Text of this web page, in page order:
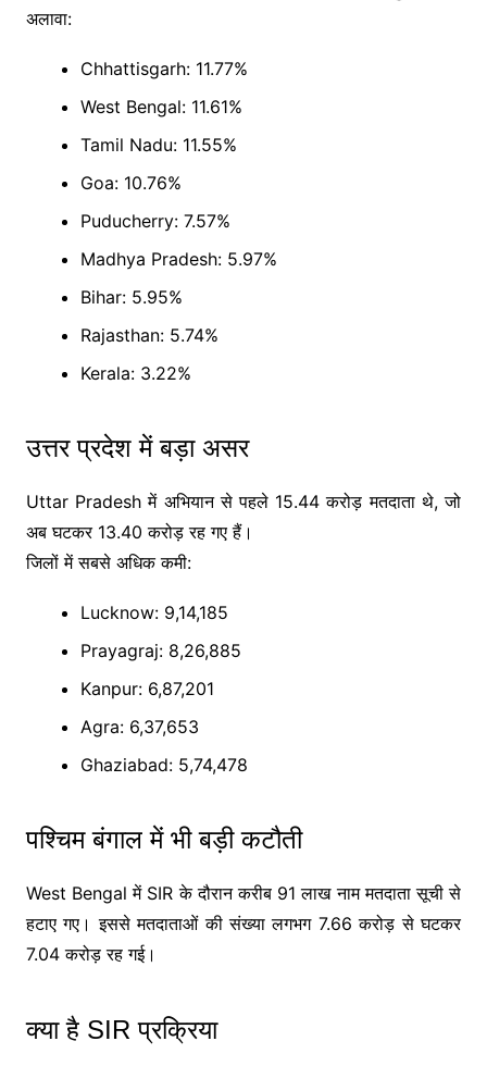
अलावा:
Chhattisgarh: 11.77%
West Bengal: 11.61%
Tamil Nadu: 11.55%
Goa: 10.76%
Puducherry: 7.57%
Madhya Pradesh: 5.97%
Bihar: 5.95%
Rajasthan: 5.74%
Kerala: 3.22%
उत्तर प्रदेश में बड़ा असर
Uttar Pradesh में अभियान से पहले 15.44 करोड़ मतदाता थे, जो
अब घटकर 13.40 करोड़ रह गए हैं।
जिलों में सबसे अधिक कमी:
Lucknow: 9,14,185
Prayagraj: 8,26,885
Kanpur: 6,87,201
Agra: 6,37,653
Ghaziabad: 5,74,478
पश्चिम बंगाल में भी बड़ी कटौती
West Bengal में SIR के दौरान करीब 91 लाख नाम मतदाता सूची से
हटाए गए। इससे मतदाताओं की संख्या लगभग 7.66 करोड़ से घटकर
7.04 करोड़ रह गई।
क्या है SIR प्रक्रिया